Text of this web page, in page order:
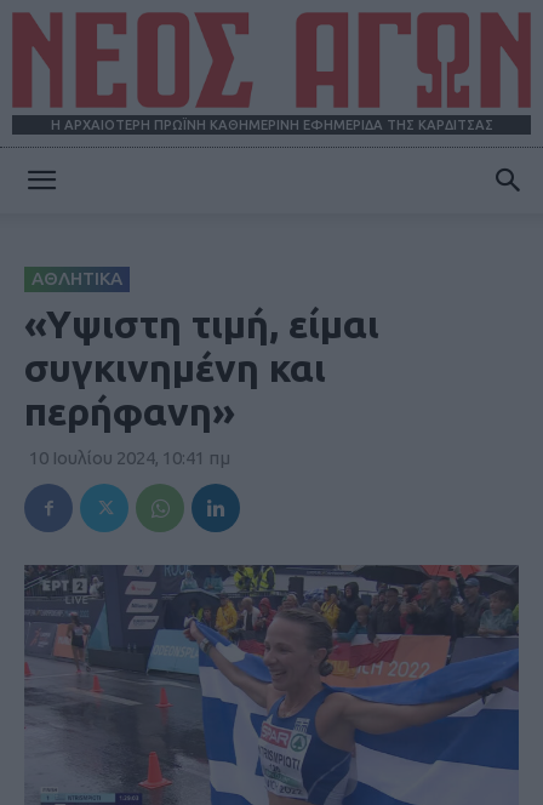
Η ΑΡΧΑΙΟΤΕΡΗ ΠΡΩΪΝΗ ΚΑΘΗΜΕΡΙΝΗ ΕΦΗΜΕΡΙΔΑ ΤΗΣ ΚΑΡΔΙΤΣΑΣ
ΑΘΛΗΤΙΚΑ
«Yψιστη τιμή, είμαι
συγκινημένη και
περήφανη»
10 Ιουλίου 2024, 10:41 πμ